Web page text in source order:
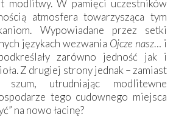
modlitwy. W pamięci uczestników
atmosfera towarzysząca tym
Wypowiadane przez setki
językach wezwania Ojcze nasz… i
zarówno jedność jak i
Z drugiej strony jednak – zamiast
szum, utrudniając modlitewne
tego cudownego miejsca
na nowo łacinę?